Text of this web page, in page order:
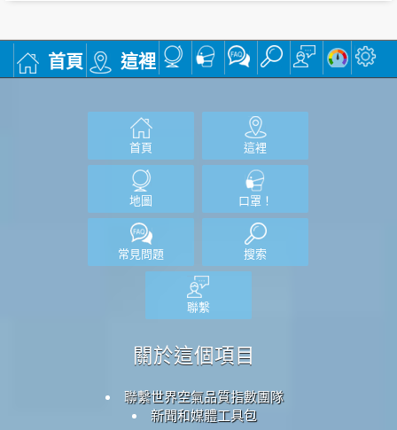
首頁 這裡
首頁 這裡
地圖 口罩！
常見問題 搜索
聯繫
關於這個項目
聯繫世界空氣品質指數團隊
新聞和媒體工具包